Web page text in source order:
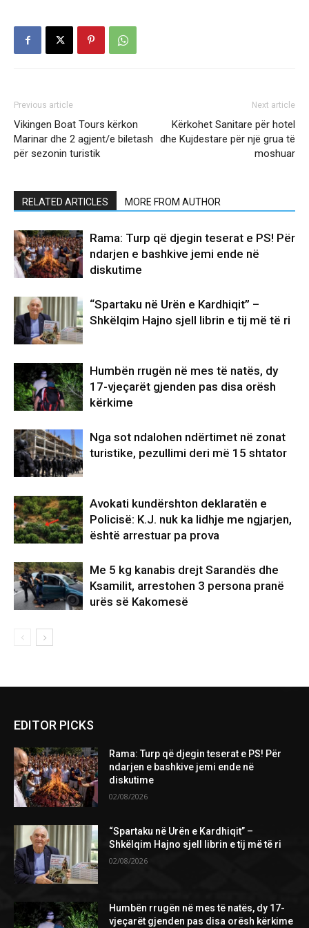
Previous article
Vikingen Boat Tours kërkon
Marinar dhe 2 agjent/e biletash
për sezonin turistik
Next article
Kërkohet Sanitare për hotel
dhe Kujdestare për një grua të
moshuar
RELATED ARTICLES MORE FROM AUTHOR
Rama: Turp që djegin teserat e PS! Për
ndarjen e bashkive jemi ende në
diskutime
“Spartaku në Urën e Kardhiqit” –
Shkëlqim Hajno sjell librin e tij më të ri
Humbën rrugën në mes të natës, dy
17-vjeçarët gjenden pas disa orësh
kërkime
Nga sot ndalohen ndërtimet në zonat
turistike, pezullimi deri më 15 shtator
Avokati kundërshton deklaratën e
Policisë: K.J. nuk ka lidhje me ngjarjen,
është arrestuar pa prova
Me 5 kg kanabis drejt Sarandës dhe
Ksamilit, arrestohen 3 persona pranë
urës së Kakomesë
EDITOR PICKS
Rama: Turp që djegin teserat e PS! Për
ndarjen e bashkive jemi ende në
diskutime
02/08/2026
“Spartaku në Urën e Kardhiqit” –
Shkëlqim Hajno sjell librin e tij më të ri
02/08/2026
Humbën rrugën në mes të natës, dy 17-
vjeçarët gjenden pas disa orësh kërkime